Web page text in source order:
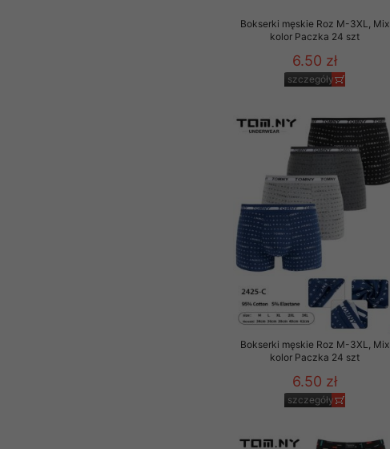
Bokserki męskie Roz M-3XL, Mix
kolor Paczka 24 szt
6.50 zł
szczegóły
Bokserki męskie Roz M-3XL, Mix
kolor Paczka 24 szt
6.50 zł
szczegóły